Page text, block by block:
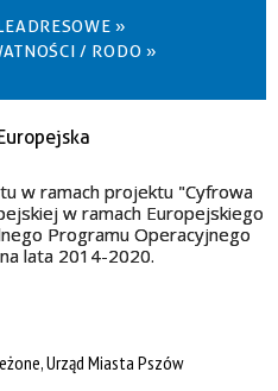
»
/ RODO »
w ramach projektu "Cyfrowa
w ramach Europejskiego
Programu Operacyjnego
lata 2014-2020.
Urząd Miasta Pszów